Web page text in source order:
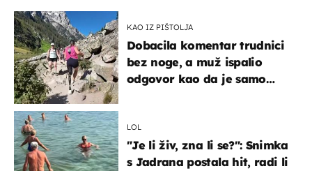
KAO IZ PIŠTOLJA
Dobacila komentar trudnici
bez noge, a muž ispalio
odgovor kao da je samo
LOL
"Je li živ, zna li se?": Snimka
s Jadrana postala hit, radi li